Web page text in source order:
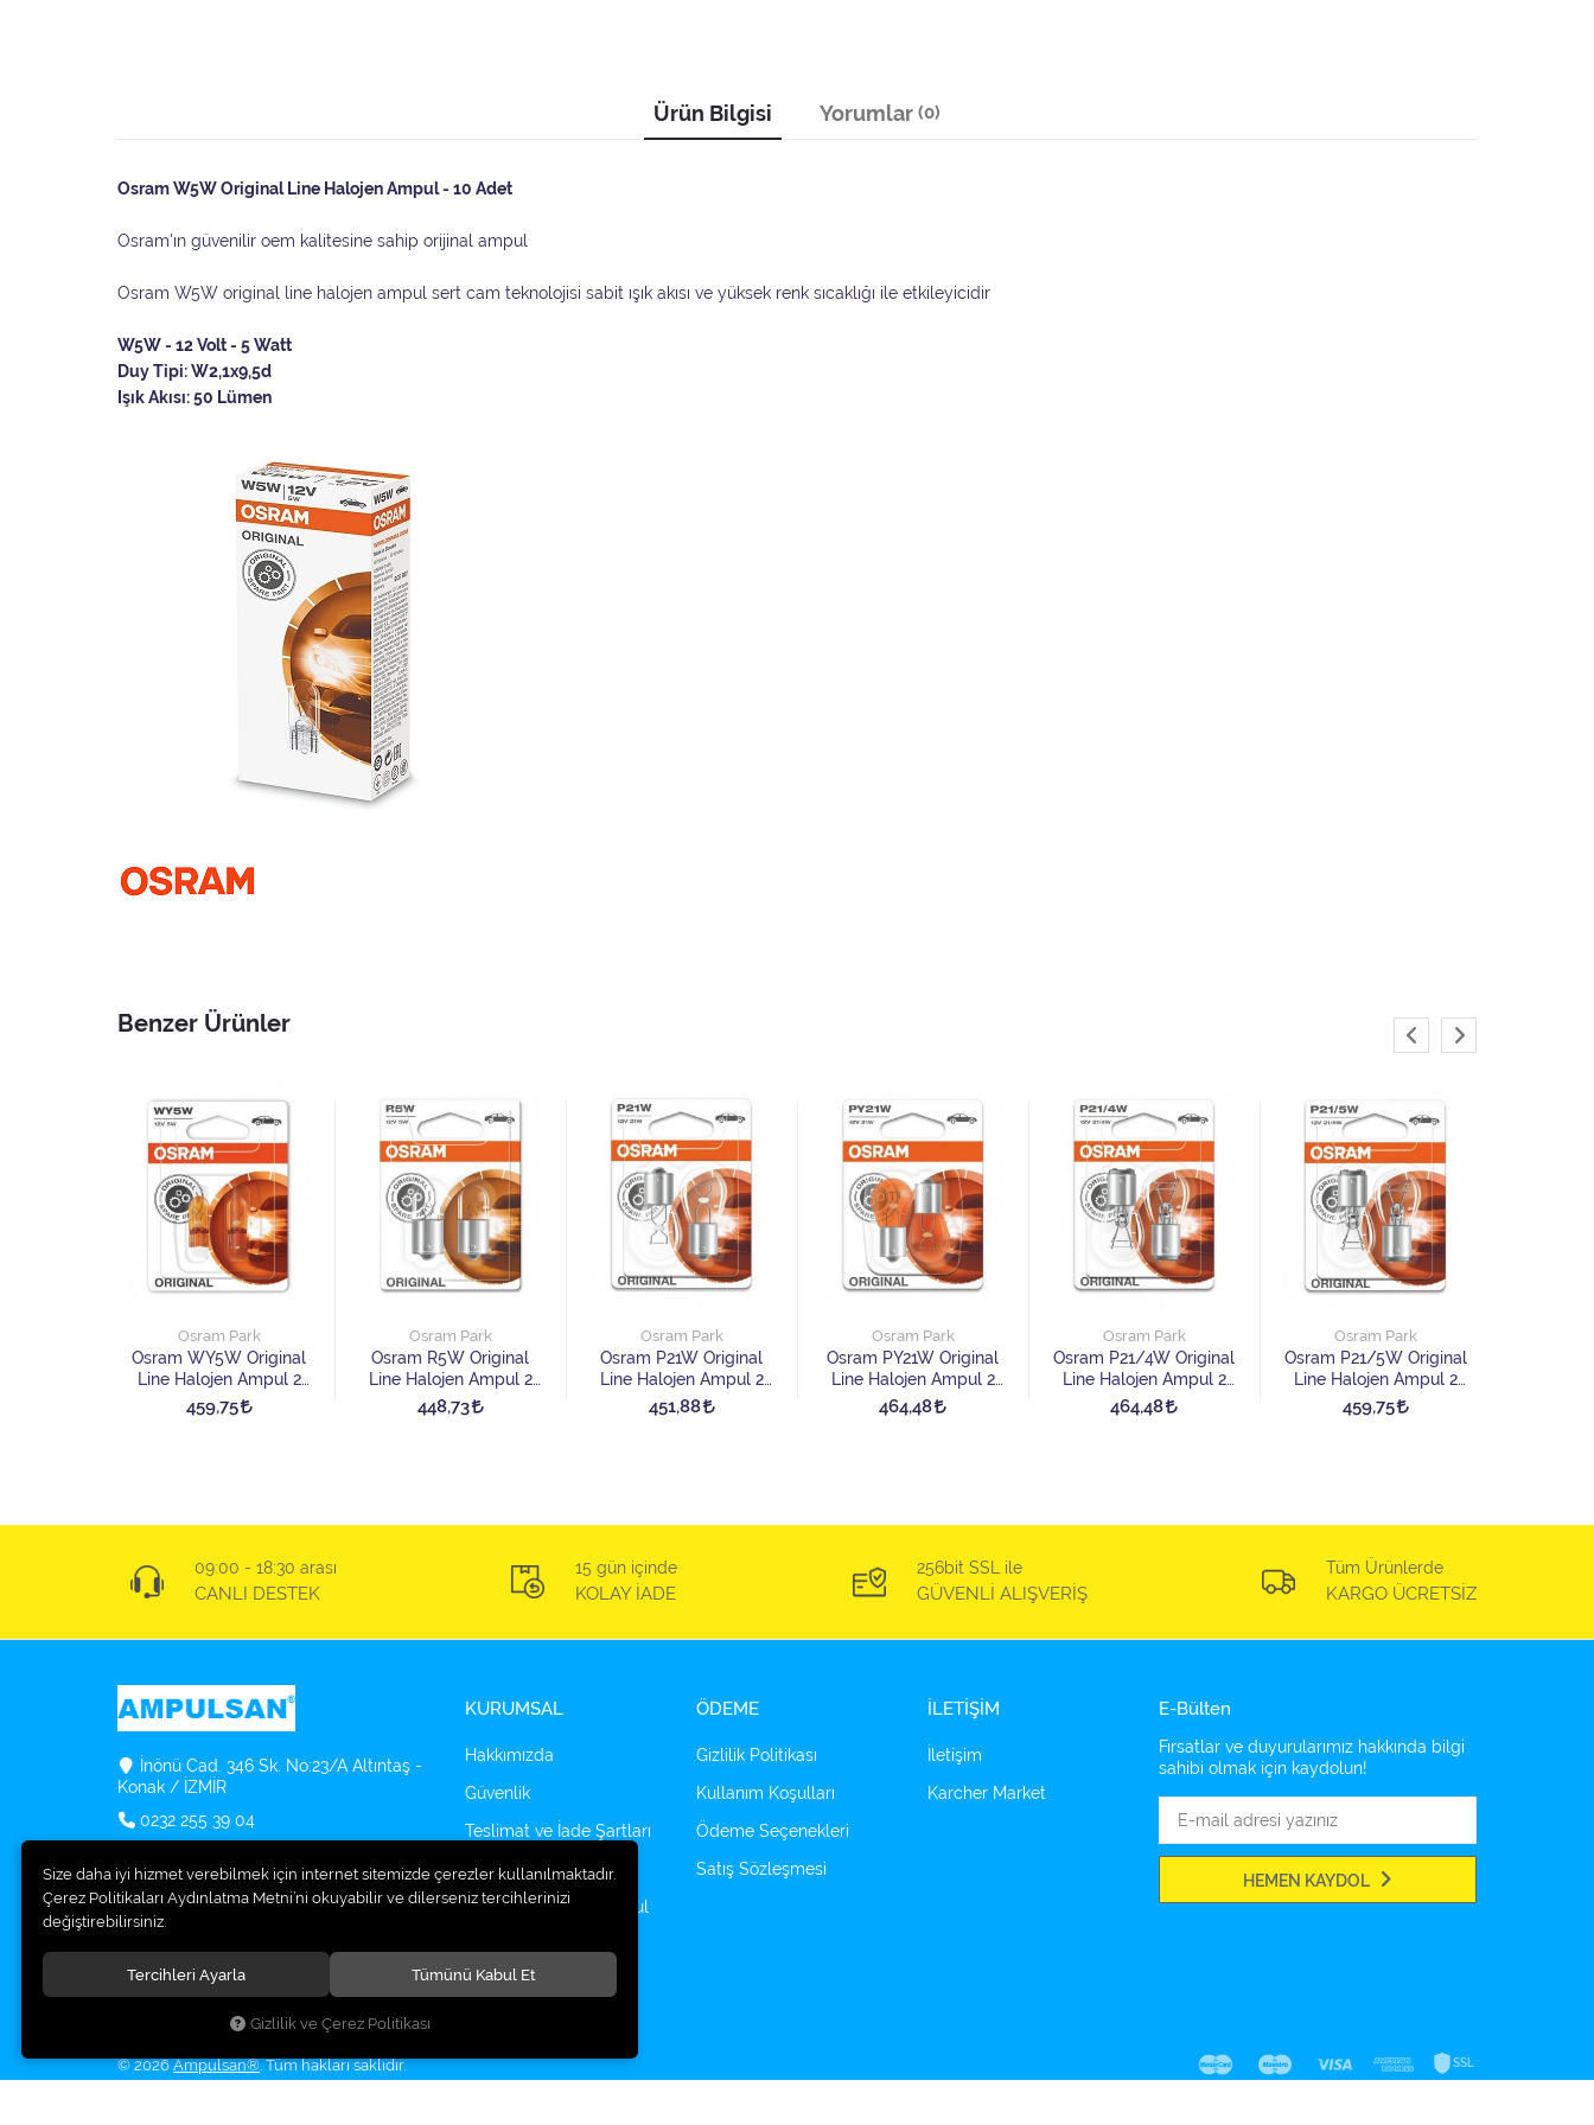
Ürün Bilgisi Yorumlar (0)
Osram W5W Original Line Halojen Ampul - 10 Adet
Osram'ın güvenilir oem kalitesine sahip orijinal ampul
Osram W5W original line halojen ampul sert cam teknolojisi sabit ışık akısı ve yüksek renk sıcaklığı ile etkileyicidir
W5W - 12 Volt - 5 Watt
Duy Tipi: W2,1x9,5d
Işık Akısı: 50 Lümen
Benzer Ürünler
Osram Park
Osram WY5W Original
Line Halojen Ampul 2
Adet
459,75
Osram Park
Osram R5W Original
Line Halojen Ampul 2
Adet
448,73
Osram Park
Osram P21W Original
Line Halojen Ampul 2
Adet
451,88
Osram Park
Osram PY21W Original
Line Halojen Ampul 2
Adet
464,48
Osram Park
Osram P21/4W Original
Line Halojen Ampul 2
Adet
464,48
Osram Park
Osram P21/5W Original
Line Halojen Ampul 2
Adet
459,75
09:00 - 18:30 arası
CANLI DESTEK
15 gün içinde
KOLAY İADE
256bit SSL ile
GÜVENLİ ALIŞVERİŞ
Tüm Ürünlerde
KARGO ÜCRETSİZ
İnönü Cad. 346 Sk. No:23/A Altıntaş -
Konak / İZMİR
0232 255 39 04
E-Bülten
Fırsatlar ve duyurularımız hakkında bilgi
sahibi olmak için kaydolun!
HEMEN KAYDOL
KURUMSAL
Hakkımızda
Güvenlik
Teslimat ve İade Şartları
Kargo Seçenekleri
Osram Otomotiv Ampul
ÖDEME
Gizlilik Politikası
Kullanım Koşulları
Ödeme Seçenekleri
Satış Sözleşmesi
İLETİŞİM
İletişim
Karcher Market
© 2026Ampulsan®. Tüm hakları saklıdır.
Size daha iyi hizmet verebilmek için internet sitemizde çerezler kullanılmaktadır.
Çerez Politikaları Aydınlatma Metni’ni okuyabilir ve dilerseniz tercihlerinizi
değiştirebilirsiniz.
Tercihleri Ayarla Tümünü Kabul Et
Gizlilik ve Çerez Politikası